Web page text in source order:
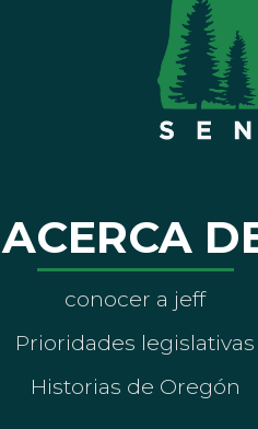
ACERCA
conocer a jeff
Prioridades legislativas
Historias de Oregón